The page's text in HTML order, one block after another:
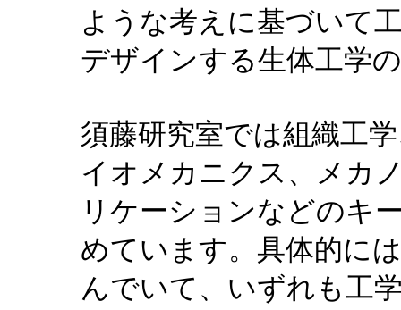
ような考えに基づいて
デザインする生体工学
須藤研究室では組織工
イオメカニクス、メカ
リケーションなどのキ
めています。具体的に
んでいて、いずれも工